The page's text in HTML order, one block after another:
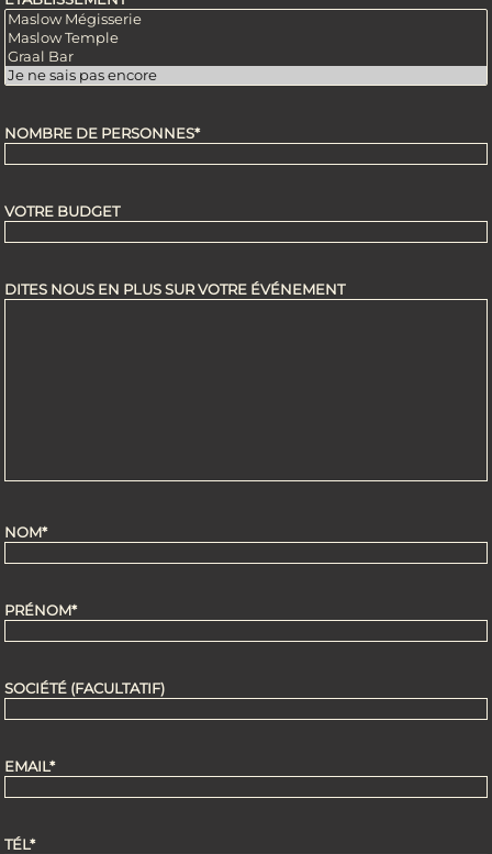
NOMBRE DE PERSONNES*
VOTRE BUDGET
DITES NOUS EN PLUS SUR VOTRE ÉVÉNEMENT
NOM*
PRÉNOM*
SOCIÉTÉ (FACULTATIF)
EMAIL*
TÉL*